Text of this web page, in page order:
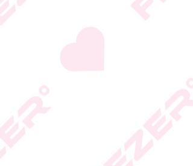
המידע המעודכן מופיע על
* טעות סופר בתיאור המוצר
או במחירו לא תחייב את